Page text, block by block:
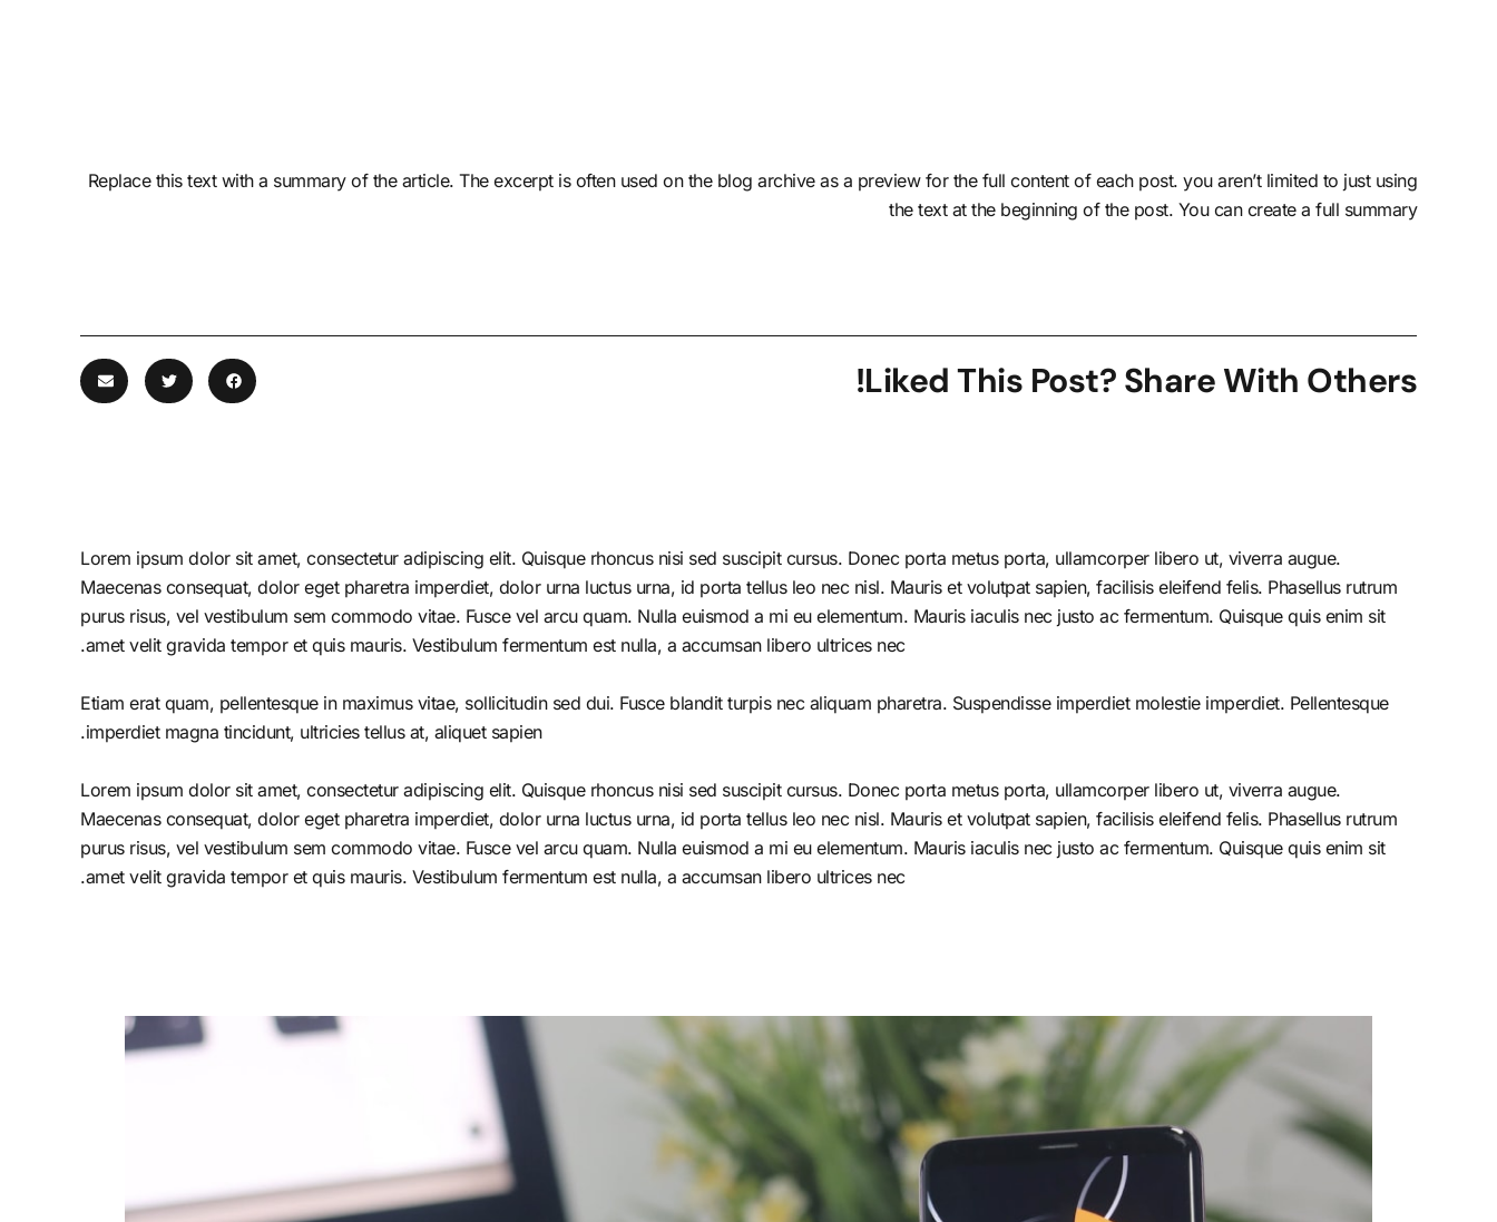
Replace this text with a summary of the article. The excerpt is often used on the blog archive as a preview for the full content of each post. you aren’t limited to just using
the text at the beginning of the post. You can create a full summary
Liked This Post? Share With Others!
Lorem ipsum dolor sit amet, consectetur adipiscing elit. Quisque rhoncus nisi sed suscipit cursus. Donec porta metus porta, ullamcorper libero ut, viverra augue.
Maecenas consequat, dolor eget pharetra imperdiet, dolor urna luctus urna, id porta tellus leo nec nisl. Mauris et volutpat sapien, facilisis eleifend felis. Phasellus rutrum
purus risus, vel vestibulum sem commodo vitae. Fusce vel arcu quam. Nulla euismod a mi eu elementum. Mauris iaculis nec justo ac fermentum. Quisque quis enim sit
amet velit gravida tempor et quis mauris. Vestibulum fermentum est nulla, a accumsan libero ultrices nec.
Etiam erat quam, pellentesque in maximus vitae, sollicitudin sed dui. Fusce blandit turpis nec aliquam pharetra. Suspendisse imperdiet molestie imperdiet. Pellentesque
imperdiet magna tincidunt, ultricies tellus at, aliquet sapien.
Lorem ipsum dolor sit amet, consectetur adipiscing elit. Quisque rhoncus nisi sed suscipit cursus. Donec porta metus porta, ullamcorper libero ut, viverra augue.
Maecenas consequat, dolor eget pharetra imperdiet, dolor urna luctus urna, id porta tellus leo nec nisl. Mauris et volutpat sapien, facilisis eleifend felis. Phasellus rutrum
purus risus, vel vestibulum sem commodo vitae. Fusce vel arcu quam. Nulla euismod a mi eu elementum. Mauris iaculis nec justo ac fermentum. Quisque quis enim sit
amet velit gravida tempor et quis mauris. Vestibulum fermentum est nulla, a accumsan libero ultrices nec.